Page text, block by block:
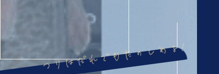
つりはだれでもたのしめる!